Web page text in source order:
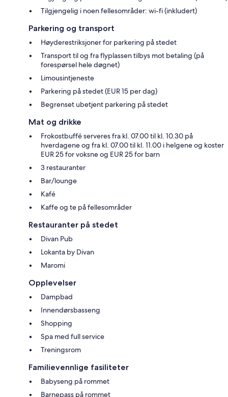
Tilgjengelig i noen fellesområder: wi-fi (inkludert)
Parkering og transport
Høyderestriksjoner for parkering på stedet
Transport til og fra flyplassen tilbys mot betaling (på
forespørsel hele døgnet)
Limousintjeneste
Parkering på stedet (EUR 15 per dag)
Begrenset ubetjent parkering på stedet
Mat og drikke
Frokostbuffé serveres fra kl. 07.00 til kl. 10.30 på
hverdagene og fra kl. 07.00 til kl. 11.00 i helgene og koster
EUR 25 for voksne og EUR 25 for barn
3 restauranter
Bar/lounge
Kafé
Kaffe og te på fellesområder
Restauranter på stedet
Divan Pub
Lokanta by Divan
Maromi
Opplevelser
Dampbad
Innendørsbasseng
Shopping
Spa med full service
Treningsrom
Familievennlige fasiliteter
Babyseng på rommet
Barnepass på rommet